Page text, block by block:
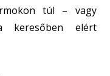
túl – vagy
keresőben elért